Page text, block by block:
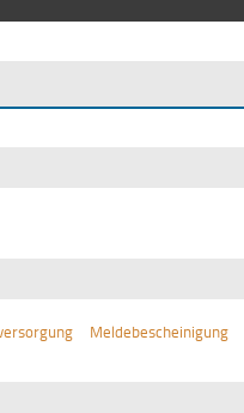
Meldebescheinigung